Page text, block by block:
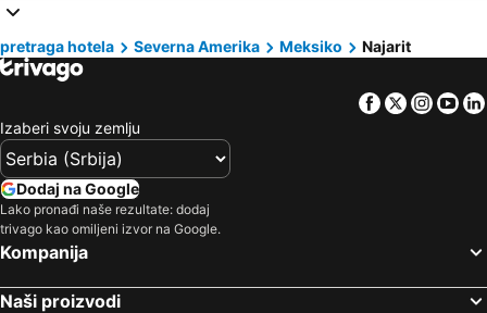
Hoteli Milano
Hoteli Majorka
Hoteli Kipar
Hoteli Sardinija
Hoteli Srbija
Hoteli Lefkada
Hoteli Hrvatska Istra
Hoteli Egipat
Hoteli Kassandra Peninsula
Hoteli Tesalija
Hoteli Sicilija
pretraga hotela Severna Amerika Meksiko Najarit
Facebook
Twitter
Izaberi svoju zemlju
Dodaj na Google
Lako pronađi naše rezultate: dodaj
trivago kao omiljeni izvor na Google.
Kompanija
Naši proizvodi